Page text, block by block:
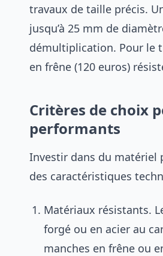
travaux de taille précis.
jusqu’à 25 mm de
démultiplication. Pour le
en frêne (120 euros)
Critères de choix
performants
Investir dans du matériel
des caractéristiques
Matériaux résistants.
forgé ou en acier au
manches en frêne ou